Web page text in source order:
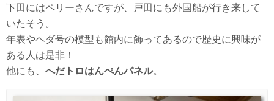
下田にはペリーさんですが、戸田にも外国船が行き来して
いたそう。
年表やヘダ号の模型も館内に飾ってあるので歴史に興味が
ある人は是非！
他にも、 へだトロはんぺんパネル。